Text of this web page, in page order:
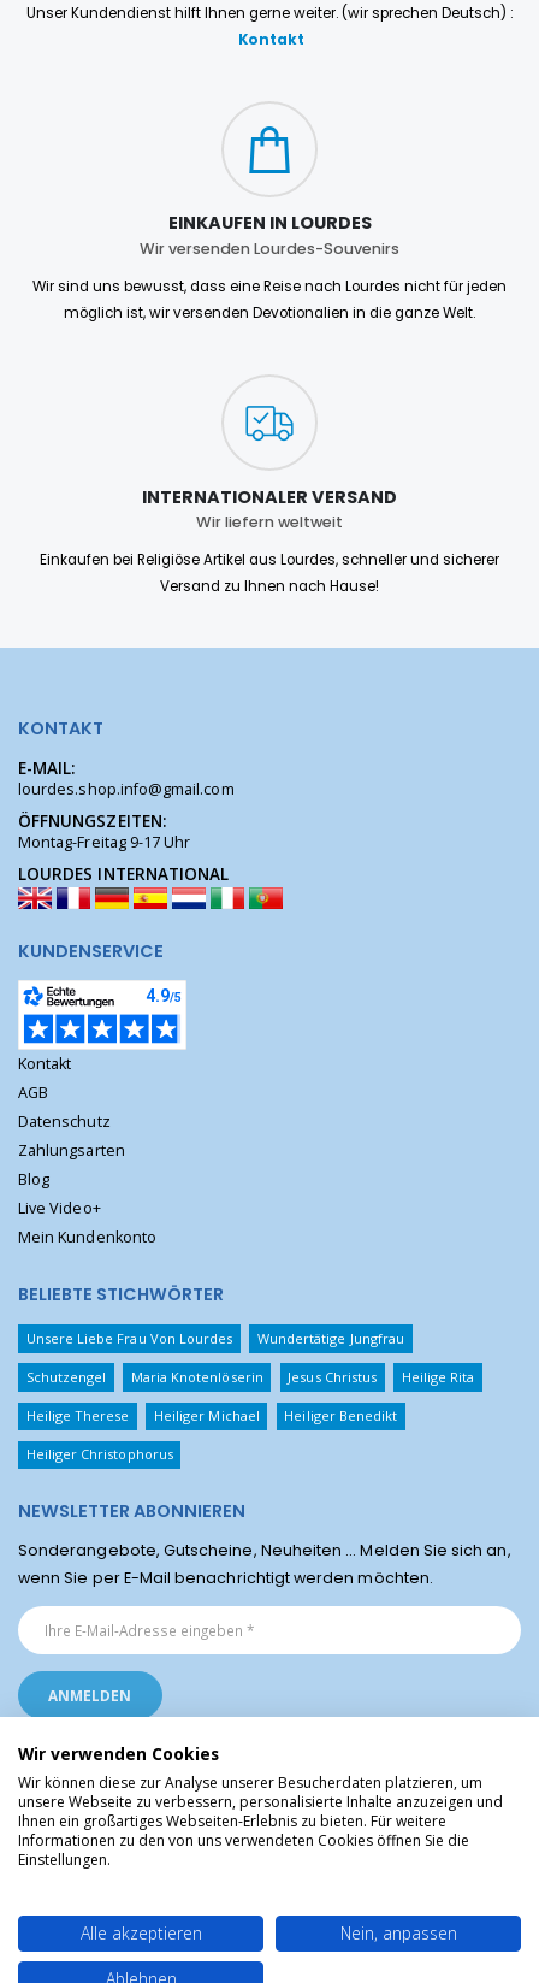
Unser Kundendienst hilft Ihnen gerne weiter. (wir sprechen Deutsch) :
Kontakt
EINKAUFEN IN LOURDES
Wir versenden Lourdes-Souvenirs
Wir sind uns bewusst, dass eine Reise nach Lourdes nicht für jeden
möglich ist, wir versenden Devotionalien in die ganze Welt.
INTERNATIONALER VERSAND
Wir liefern weltweit
Einkaufen bei Religiöse Artikel aus Lourdes, schneller und sicherer
Versand zu Ihnen nach Hause!
KONTAKT
E-MAIL:
lourdes.shop.info@gmail.com
ÖFFNUNGSZEITEN:
Montag-Freitag 9-17 Uhr
LOURDES INTERNATIONAL
KUNDENSERVICE
Kontakt
AGB
Datenschutz
Zahlungsarten
Blog
Live Video+
Mein Kundenkonto
BELIEBTE STICHWÖRTER
Unsere Liebe Frau Von Lourdes Wundertätige Jungfrau
Schutzengel Maria Knotenlöserin Jesus Christus Heilige Rita
Heilige Therese Heiliger Michael Heiliger Benedikt
Heiliger Christophorus
NEWSLETTER ABONNIEREN
Sonderangebote, Gutscheine, Neuheiten ... Melden Sie sich an,
wenn Sie per E-Mail benachrichtigt werden möchten.
Religiöse Artikel aus Lourdes © Christliche Geschenke und Devotionalien aus
dem Heiligtum von Lourdes, Frankreich
Wir verwenden Cookies
Wir können diese zur Analyse unserer Besucherdaten platzieren, um
unsere Webseite zu verbessern, personalisierte Inhalte anzuzeigen und
Ihnen ein großartiges Webseiten-Erlebnis zu bieten. Für weitere
Informationen zu den von uns verwendeten Cookies öffnen Sie die
Einstellungen.
Alle akzeptieren
Nein, anpassen